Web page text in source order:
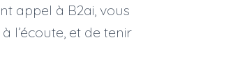
appel à B2ai, vous
l’écoute, et de tenir